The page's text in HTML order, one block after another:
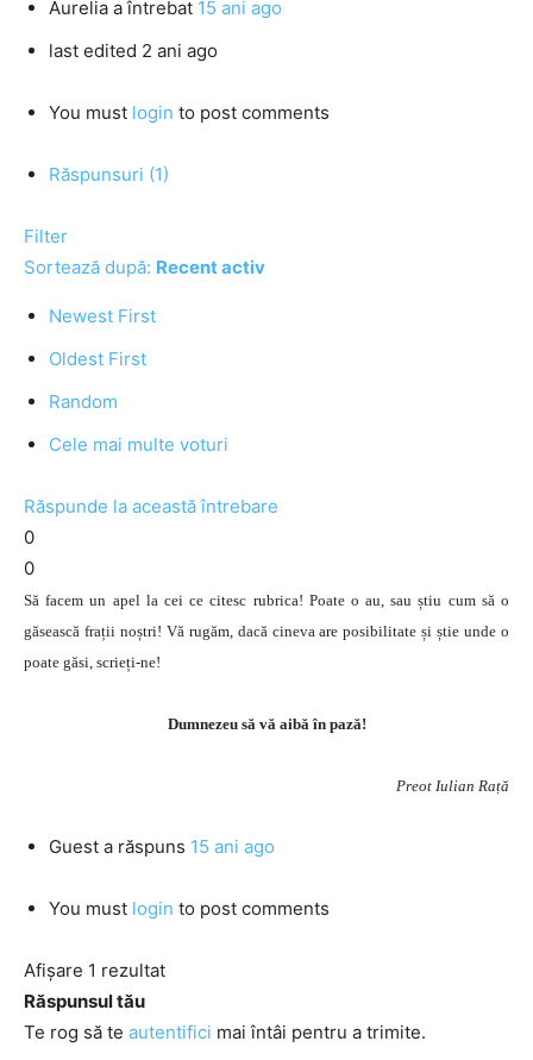
Aurelia a întrebat 15 ani ago
last edited 2 ani ago
You must login to post comments
Răspunsuri (1)
Filter
Sortează după: Recent activ
Newest First
Oldest First
Random
Cele mai multe voturi
Răspunde la această întrebare
0
0
Să facem un apel la cei ce citesc rubrica! Poate o au, sau știu cum să o
găsească frații noștri! Vă rugăm, dacă cineva are posibilitate și știe unde o
poate găsi, scrieți-ne!
Dumnezeu să vă aibă în pază!
Preot Iulian Rață
Guest a răspuns 15 ani ago
You must login to post comments
Afișare 1 rezultat
Răspunsul tău
Te rog să te autentifici mai întâi pentru a trimite.